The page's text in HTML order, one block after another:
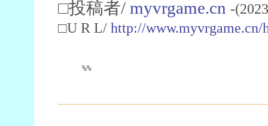
□投稿者/ myvrgame.cn -
□U R L/ http://www.myvrgame.cn/
%%